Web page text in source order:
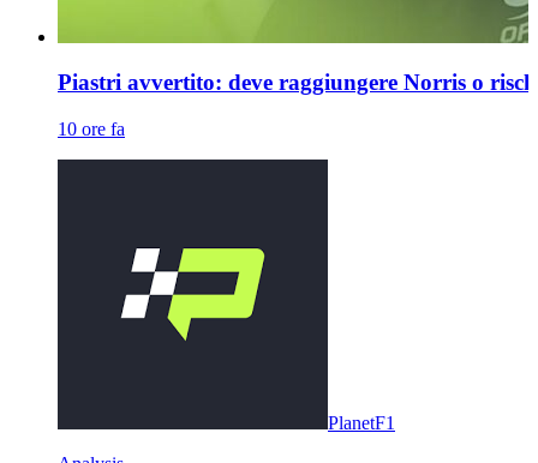
Piastri avvertito: deve raggiungere Norris o
10 ore fa
PlanetF1